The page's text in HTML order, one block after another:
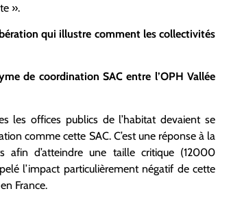
».
qui illustre comment les collectivités
de coordination SAC entre l’OPH Vallée
les offices publics de l’habitat devaient se
comme cette SAC. C’est une réponse à la
afin d’atteindre une taille critique (12000
l’impact particulièrement négatif de cette
France.